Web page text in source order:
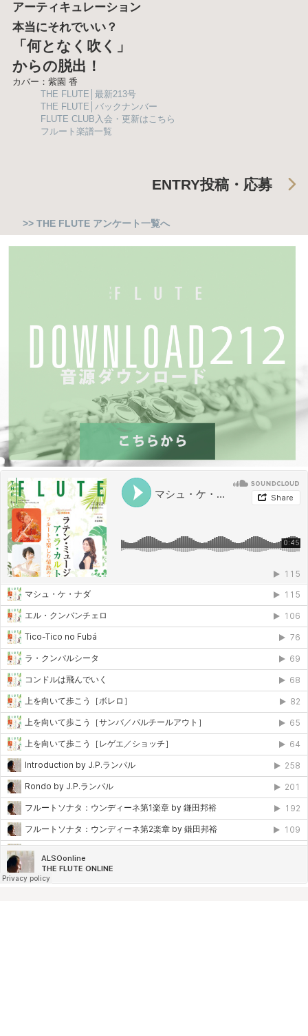
アーティキュレーション
本当にそれでいい？
「何となく吹く」
からの脱出！
カバー：紫園 香
THE FLUTE│最新213号
THE FLUTE│バックナンバー
FLUTE CLUB入会・更新はこちら
フルート楽譜一覧
ENTRY投稿・応募
>> THE FLUTE アンケート一覧へ